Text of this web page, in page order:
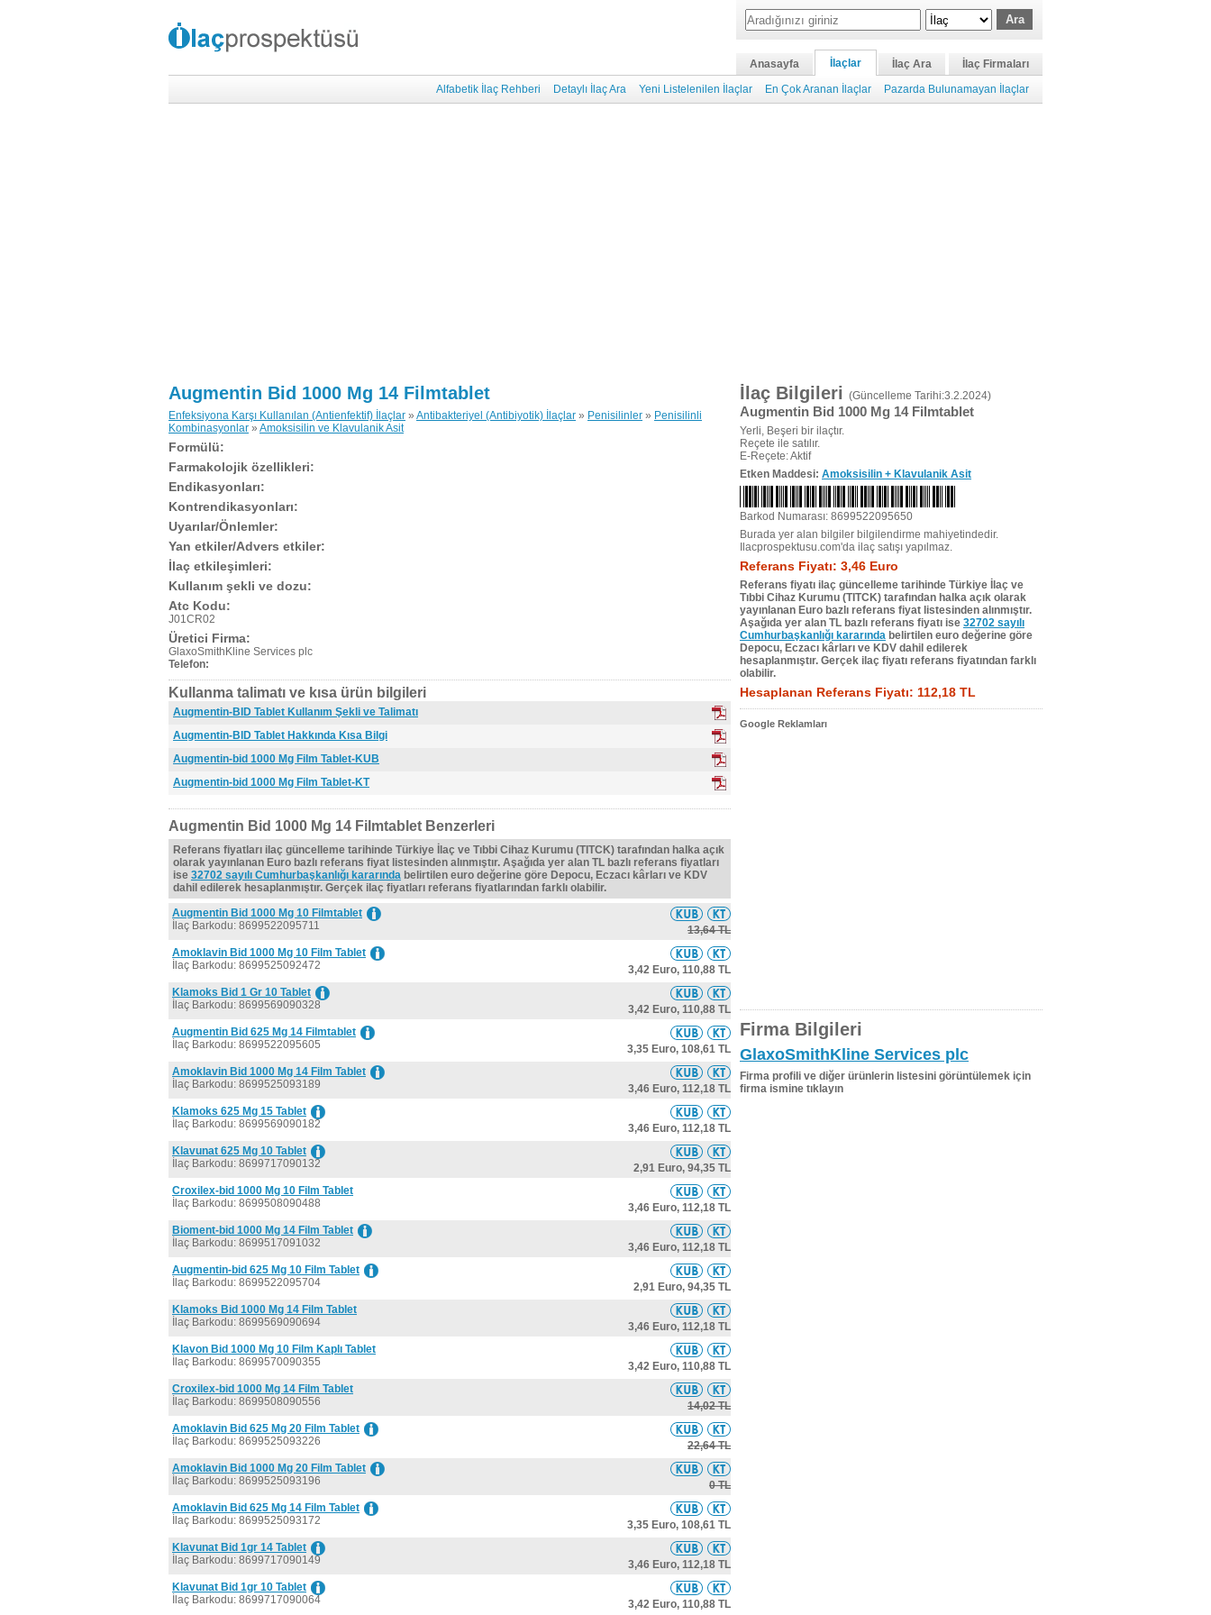
Anasayfa İlaçlar İlaç Ara
İlaç Firmaları
Alfabetik İlaç Rehberi
Detaylı İlaç Ara Yeni Listelenilen İlaçlar En Çok Aranan İlaçlar Pazarda Bulunamayan İlaçlar
Augmentin Bid 1000 Mg 14 Filmtablet
Enfeksiyona Karşı Kullanılan (Antienfektif) İlaçlar » Antibakteriyel (Antibiyotik) İlaçlar » Penisilinler » Penisilinli
Kombinasyonlar » Amoksisilin ve Klavulanik Asit
Formülü:
Farmakolojik özellikleri:
Endikasyonları:
Kontrendikasyonları:
Uyarılar/Önlemler:
Yan etkiler/Advers etkiler:
İlaç etkileşimleri:
Kullanım şekli ve dozu:
Atc Kodu:
J01CR02
Üretici Firma:
GlaxoSmithKline Services plc
Telefon:
Kullanma talimatı ve kısa ürün bilgileri
Augmentin-BID Tablet Kullanım Şekli ve Talimatı
Augmentin-BID Tablet Hakkında Kısa Bilgi
Augmentin-bid 1000 Mg Film Tablet-KUB
Augmentin-bid 1000 Mg Film Tablet-KT
Augmentin Bid 1000 Mg 14 Filmtablet Benzerleri
Referans fiyatları ilaç güncelleme tarihinde Türkiye İlaç ve Tıbbi Cihaz Kurumu (TITCK) tarafından halka açık
olarak yayınlanan Euro bazlı referans fiyat listesinden alınmıştır. Aşağıda yer alan TL bazlı referans fiyatları
ise 32702 sayılı Cumhurbaşkanlığı kararında belirtilen euro değerine göre Depocu, Eczacı kârları ve KDV
dahil edilerek hesaplanmıştır. Gerçek ilaç fiyatları referans fiyatlarından farklı olabilir.
Augmentin Bid 1000 Mg 10 Filmtablet
İlaç Barkodu: 8699522095711
13,64 TL
Amoklavin Bid 1000 Mg 10 Film Tablet
İlaç Barkodu: 8699525092472
3,42 Euro, 110,88 TL
Klamoks Bid 1 Gr 10 Tablet
İlaç Barkodu: 8699569090328
3,42 Euro, 110,88 TL
Augmentin Bid 625 Mg 14 Filmtablet
İlaç Barkodu: 8699522095605
3,35 Euro, 108,61 TL
Amoklavin Bid 1000 Mg 14 Film Tablet
İlaç Barkodu: 8699525093189
3,46 Euro, 112,18 TL
Klamoks 625 Mg 15 Tablet
İlaç Barkodu: 8699569090182
3,46 Euro, 112,18 TL
Klavunat 625 Mg 10 Tablet
İlaç Barkodu: 8699717090132
2,91 Euro, 94,35 TL
Croxilex-bid 1000 Mg 10 Film Tablet
İlaç Barkodu: 8699508090488
3,46 Euro, 112,18 TL
Bioment-bid 1000 Mg 14 Film Tablet
İlaç Barkodu: 8699517091032
3,46 Euro, 112,18 TL
Augmentin-bid 625 Mg 10 Film Tablet
İlaç Barkodu: 8699522095704
2,91 Euro, 94,35 TL
Klamoks Bid 1000 Mg 14 Film Tablet
İlaç Barkodu: 8699569090694
3,46 Euro, 112,18 TL
Klavon Bid 1000 Mg 10 Film Kaplı Tablet
İlaç Barkodu: 8699570090355
3,42 Euro, 110,88 TL
Croxilex-bid 1000 Mg 14 Film Tablet
İlaç Barkodu: 8699508090556
14,02 TL
Amoklavin Bid 625 Mg 20 Film Tablet
İlaç Barkodu: 8699525093226
22,64 TL
Amoklavin Bid 1000 Mg 20 Film Tablet
İlaç Barkodu: 8699525093196
0 TL
Amoklavin Bid 625 Mg 14 Film Tablet
İlaç Barkodu: 8699525093172
3,35 Euro, 108,61 TL
Klavunat Bid 1gr 14 Tablet
İlaç Barkodu: 8699717090149
3,46 Euro, 112,18 TL
Klavunat Bid 1gr 10 Tablet
İlaç Barkodu: 8699717090064
3,42 Euro, 110,88 TL
İlaç Bilgileri (Güncelleme Tarihi:3.2.2024)
Augmentin Bid 1000 Mg 14 Filmtablet
Yerli, Beşeri bir ilaçtır.
Reçete ile satılır.
E-Reçete: Aktif
Etken Maddesi: Amoksisilin + Klavulanik Asit
Barkod Numarası: 8699522095650
Burada yer alan bilgiler bilgilendirme mahiyetindedir.
Ilacprospektusu.com'da ilaç satışı yapılmaz.
Referans Fiyatı: 3,46 Euro
Referans fiyatı ilaç güncelleme tarihinde Türkiye İlaç ve
Tıbbi Cihaz Kurumu (TITCK) tarafından halka açık olarak
yayınlanan Euro bazlı referans fiyat listesinden alınmıştır.
Aşağıda yer alan TL bazlı referans fiyatı ise 32702 sayılı
Cumhurbaşkanlığı kararında belirtilen euro değerine göre
Depocu, Eczacı kârları ve KDV dahil edilerek
hesaplanmıştır. Gerçek ilaç fiyatı referans fiyatından farklı
olabilir.
Hesaplanan Referans Fiyatı: 112,18 TL
Google Reklamları
Firma Bilgileri
GlaxoSmithKline Services plc
Firma profili ve diğer ürünlerin listesini görüntülemek için
firma ismine tıklayın